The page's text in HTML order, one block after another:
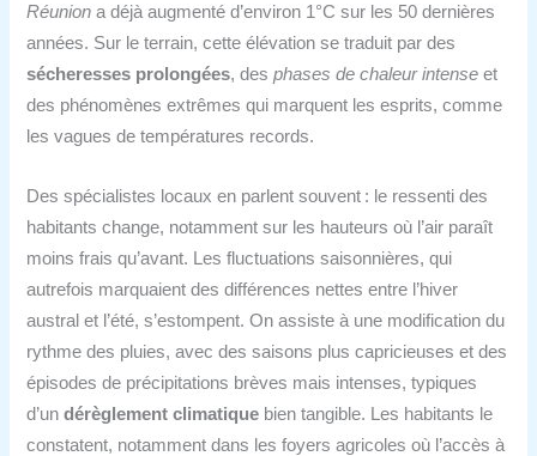
Réunion a déjà augmenté d’environ 1°C sur les 50 dernières
années. Sur le terrain, cette élévation se traduit par des
sécheresses prolongées, desphases de chaleur intense et
des phénomènes extrêmes qui marquent les esprits, comme
les vagues de températures records.
Des spécialistes locaux en parlent souvent : le ressenti des
habitants change, notamment sur les hauteurs où l’air paraît
moins frais qu’avant. Les fluctuations saisonnières, qui
autrefois marquaient des différences nettes entre l’hiver
austral et l’été, s’estompent. On assiste à une modification du
rythme des pluies, avec des saisons plus capricieuses et des
épisodes de précipitations brèves mais intenses, typiques
d’undérèglement climatique bien tangible. Les habitants le
constatent, notamment dans les foyers agricoles où l’accès à